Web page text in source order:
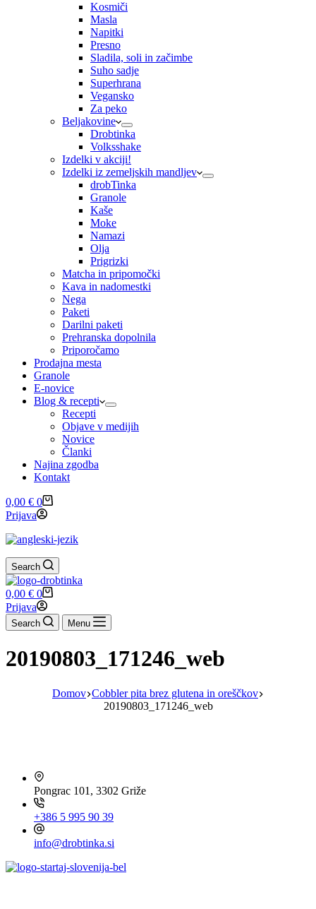
Kosmiči
Masla
Napitki
Presno
Sladila, soli in začimbe
Suho sadje
Superhrana
Vegansko
Za peko
Beljakovine
Drobtinka
Volksshake
Izdelki v akciji!
Izdelki iz zemeljskih mandljev
drobTinka
Granole
Kaše
Moke
Namazi
Olja
Prigrizki
Matcha in pripomočki
Kava in nadomestki
Nega
Paketi
Darilni paketi
Prehranska dopolnila
Priporočamo
Prodajna mesta
Granole
E-novice
Blog & recepti
Recepti
Objave v medijih
Novice
Članki
Najina zgodba
Kontakt
Shopping
cart
0,00 € 0
Prijava
Search
Shopping
cart
0,00 € 0
Prijava
Search Menu
20190803_171246_web
Domov Cobbler pita brez glutena in oreščkov
20190803_171246_web
Pongrac 101, 3302 Griže
+386 5 995 90 39
info@drobtinka.si